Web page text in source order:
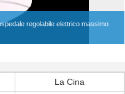
regolabile elettrico massimo
La Cina